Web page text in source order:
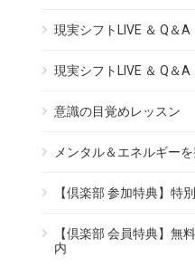
現実シフトLIVE ＆ Q＆A
現実シフトLIVE ＆ Q＆A
意識の目覚めレッスン
メンタル＆エネルギー
【倶楽部 参加特典】特
【倶楽部 会員特典】無
内